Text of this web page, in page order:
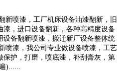
新喷漆，工厂机床设备油漆翻新，旧
，进口设备翻新，各种高精度设备
设备翻新喷漆，搬迁新厂设备整体统
喷漆，我公司专业做设备喷漆，工艺
保护，打磨，喷底漆，补刮膏灰，第
)......